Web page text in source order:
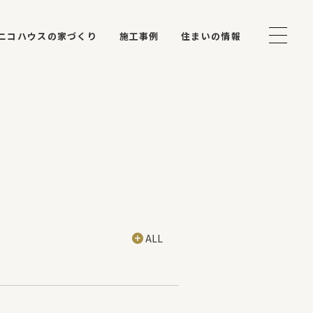
コハウスの家づくり 施工事例 住まいの情報
ALL